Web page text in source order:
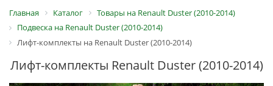
Главная Каталог
Товары на Renault Duster (2010-2014)
Подвеска на Renault Duster (2010-2014)
Лифт-комплекты на Renault Duster (2010-2014)
Лифт-комплекты Renault Duster (2010-2014)